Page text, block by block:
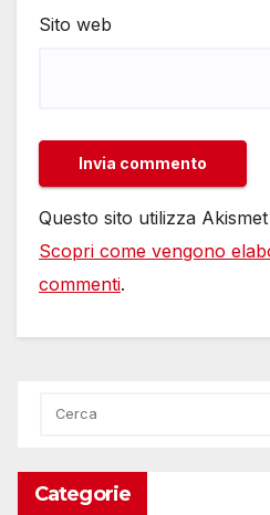
Sito web
Questo sito utilizza
Scopri come vengono
commenti.
Categorie